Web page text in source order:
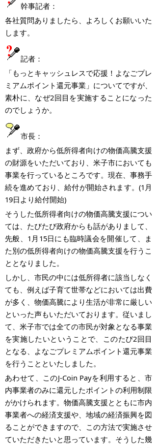
幹事記者：
各社質問ありましたら、よろしくお願いいた
します。
記者：
「もっとキャッシュレスで応援！よなごプレ
ミアムポイント還元事業」についてですが、
素朴に、なぜ2回目を実施することになった
のでしょうか。
市長：
まず、政府から低所得者向けの物価高騰支援
の財源をいただいており、米子市においても
事業を行っているところです。現在、事務手
続を進めており、給付が開始されます。 (1 月
19日より給付開始)
そうした低所得者向けの物価高騰支援につい
ては、たびたび政府からも話がありまして、
先般、 1 月 15日にも臨時議会を開催して、ま
た別の低所得者向けの物価高騰支援を行うこ
ととなりました。
しかし、市民の中には低所得者に該当しなく
ても、例えば子育て世帯などにおいては出費
が多く、物価高騰により生活が非常に厳しい
といった声もいただいております。従いまし
て、米子市では全ての市民が対象となる事業
を実施したいということで、このたび2回目
となる、よなごプレミアムポイント還元事業
を行うことといたしました。
あわせて、このJ-Coin Payを利用すると、市
内事業者のみに還元したポイントの利用制限
がかけられます。物価高騰支援とともに市内
事業者への経済支援や、地域の経済振興を図
ることができますので、この方法で実施させ
ていただきたいと思っています。そうした幾